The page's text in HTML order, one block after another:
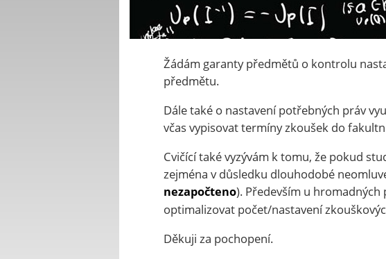
Žádám garanty předmětů o kontrolu
předmětu.
Dále také o nastavení potřebných práv
včas vypisovat termíny zkoušek do
Cvičící také vyzývám k tomu, že pokud
zejména v důsledku dlouhodobé
nezapočteno). Především u
optimalizovat počet/nastavení
Děkuji za pochopení.